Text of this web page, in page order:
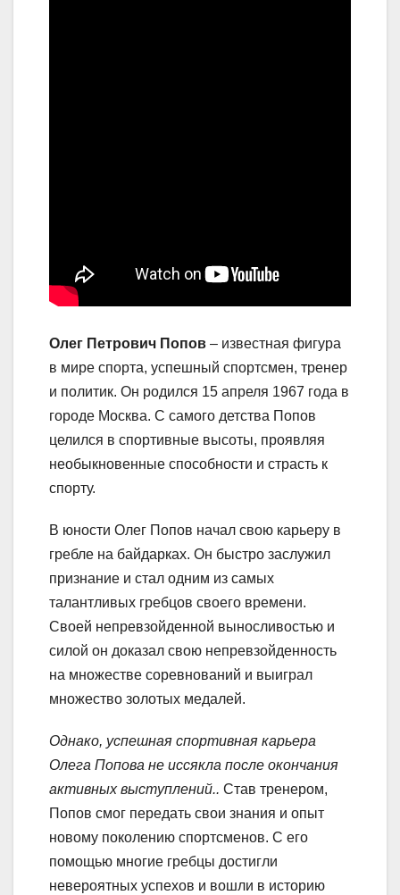
Олег Петрович Попов – известная фигура
в мире спорта, успешный спортсмен, тренер
и политик. Он родился 15 апреля 1967 года в
городе Москва. С самого детства Попов
целился в спортивные высоты, проявляя
необыкновенные способности и страсть к
спорту.
В юности Олег Попов начал свою карьеру в
гребле на байдарках. Он быстро заслужил
признание и стал одним из самых
талантливых гребцов своего времени.
Своей непревзойденной выносливостью и
силой он доказал свою непревзойденность
на множестве соревнований и выиграл
множество золотых медалей.
Однако, успешная спортивная карьера
Олега Попова не иссякла после окончания
активных выступлений.. Став тренером,
Попов смог передать свои знания и опыт
новому поколению спортсменов. С его
помощью многие гребцы достигли
невероятных успехов и вошли в историю